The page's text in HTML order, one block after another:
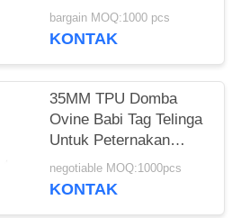
Pertanian
bargain MOQ:1000 pcs
KONTAK
35MM TPU Domba
Ovine Babi Tag Telinga
Untuk Peternakan
Ternak Manajemen
Yang Baik
negotiable MOQ:1000pcs
KONTAK